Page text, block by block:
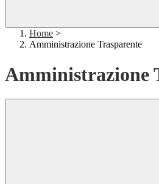
Home >
Amministrazione Trasparente
Amministrazione